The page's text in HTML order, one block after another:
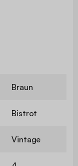
Braun
Bistrot
Vintage